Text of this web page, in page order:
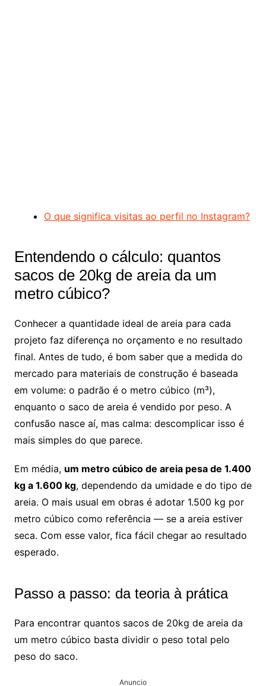
O que significa visitas ao perfil no Instagram?
Entendendo o cálculo: quantos
sacos de 20kg de areia da um
metro cúbico?
Conhecer a quantidade ideal de areia para cada
projeto faz diferença no orçamento e no resultado
final. Antes de tudo, é bom saber que a medida do
mercado para materiais de construção é baseada
em volume: o padrão é o metro cúbico (m³),
enquanto o saco de areia é vendido por peso. A
confusão nasce aí, mas calma: descomplicar isso é
mais simples do que parece.
Em média, um metro cúbico de areia pesa de 1.400
kg a 1.600 kg, dependendo da umidade e do tipo de
areia. O mais usual em obras é adotar 1.500 kg por
metro cúbico como referência — se a areia estiver
seca. Com esse valor, fica fácil chegar ao resultado
esperado.
Passo a passo: da teoria à prática
Para encontrar quantos sacos de 20kg de areia da
um metro cúbico basta dividir o peso total pelo
peso do saco.
Anuncio